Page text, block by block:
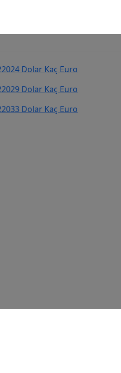
şekilde kurcevir.net
Dolar Kaç Euro
Dolar Kaç Euro
Dolar Kaç Euro